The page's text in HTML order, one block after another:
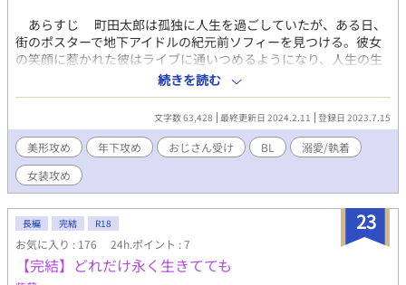
あらすじ 町田太郎は孤独に人生を過ごしていたが、ある日、
街のポスターで地下アイドルの紀元前ソフィーを見つける。彼女
の笑顔に惹かれた彼はライブに通いつめるようになり、人生の生
き甲斐をライブに見出すようになる。しかし、仕事の残業続きや
上司との人間関係からライブに行けなくなってしまう。そんなあ
る日のこと……… 美形青年×おじさん受けを目指しまし
た！！！！ R18作品になります！！！
続きを読む
文字数 63,428 最終更新日 2024.2.11 登録日 2023.7.15
美形攻め 年下攻め おじさん受け BL
溺愛/執着
女装攻め
23
長編 完結 R18
お気に入り : 176 24h.ポイント : 7
【完結】どれだけ永く生きてても